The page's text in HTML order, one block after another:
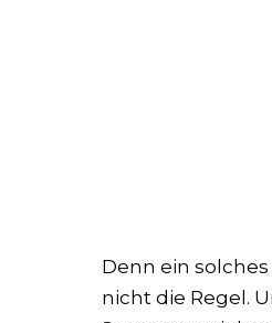
Denn ein
nicht die Regel.